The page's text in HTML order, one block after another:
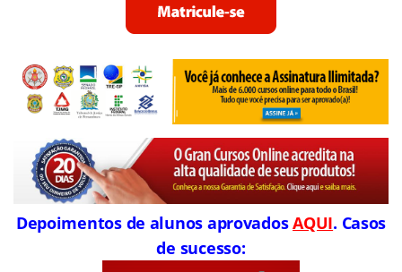
Depoimentos de alunos aprovadosAQUI. Casos
de sucesso: